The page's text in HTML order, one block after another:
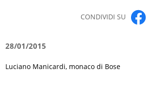
CONDIVIDI SU
28/01/2015
Luciano Manicardi, monaco di Bose